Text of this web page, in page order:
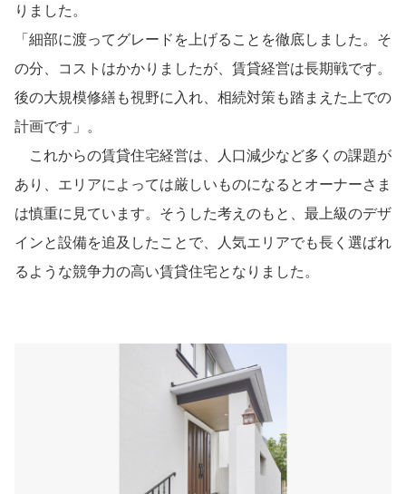
りました。
「細部に渡ってグレードを上げることを徹底しました。そ
の分、コストはかかりましたが、賃貸経営は長期戦です。
後の大規模修繕も視野に入れ、相続対策も踏まえた上での
計画です」。
これからの賃貸住宅経営は、人口減少など多くの課題が
あり、エリアによっては厳しいものになるとオーナーさま
は慎重に見ています。そうした考えのもと、最上級のデザ
インと設備を追及したことで、人気エリアでも長く選ばれ
るような競争力の高い賃貸住宅となりました。